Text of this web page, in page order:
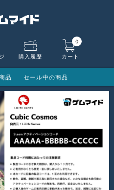
購入履歴 カート
0
品 セール中の商品